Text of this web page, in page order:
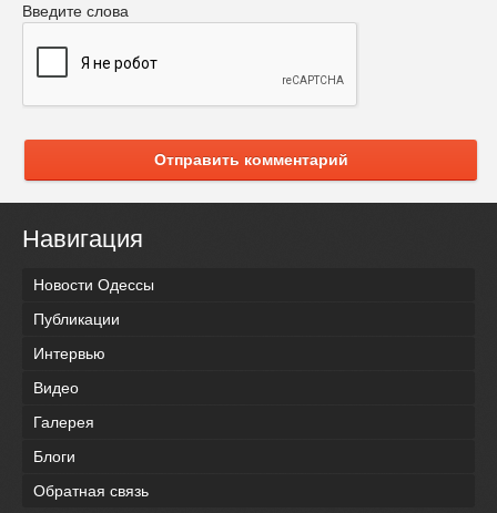
Введите слова
Отправить комментарий
Навигация
Новости Одессы
Публикации
Интервью
Видео
Галерея
Блоги
Обратная связь